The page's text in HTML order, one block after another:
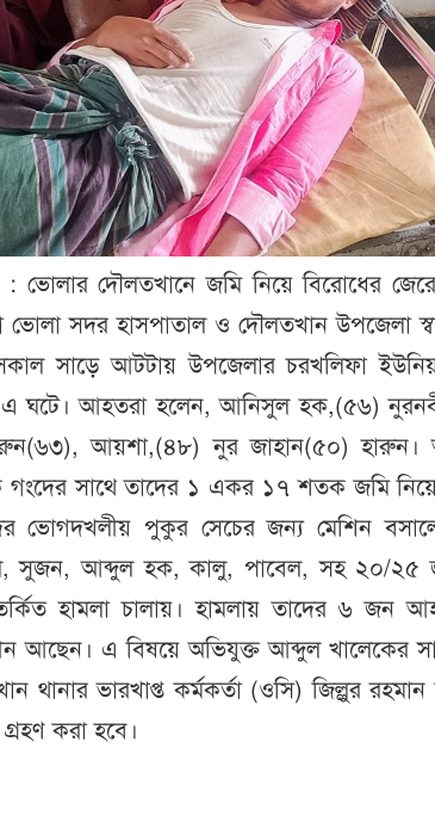
: ভোলার দৌলতখানে জমি নিয়ে বিরোধের
সদর হাসপাতাল ও দৌলতখান উপজেলা
সাড়ে আটটায় উপজেলার চরখলিফা
এ ঘটে। আহতরা হলেন, আনিসুল হক,(৫৬)
আয়শা,(৪৮) নুর জাহান(৫০)
গংদের সাথে তাদের ১ একর ১৭ শতক জমি
ভোগদখলীয় পুকুর সেচের জন্য মেশিন
সুজন, আব্দুল হক, কালু, পাবেল, সহ ২০/২৫
হামলা চালায়। হামলায় তাদের ৬ জন
আছেন। এ বিষয়ে অভিযুক্ত আব্দুল খালেকের
থানার ভারখাপ্ত কর্মকর্তা (ওসি) জিল্লুর
করা হবে।